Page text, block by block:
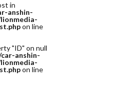
in
anshin-
on line
"ID" on null
anshin-
on line